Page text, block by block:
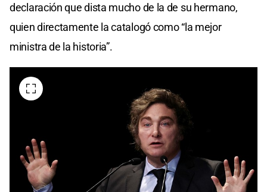
declaración que dista mucho de la de su hermano,
quien directamente la catalogó como “la mejor
ministra de la historia”.